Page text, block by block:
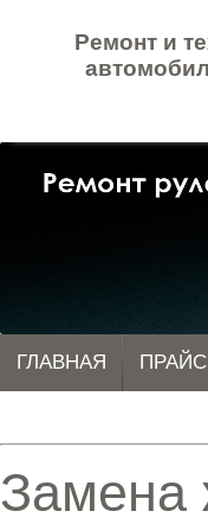
Ремонт и
ГЛАВНАЯ ПРАЙС
Замена